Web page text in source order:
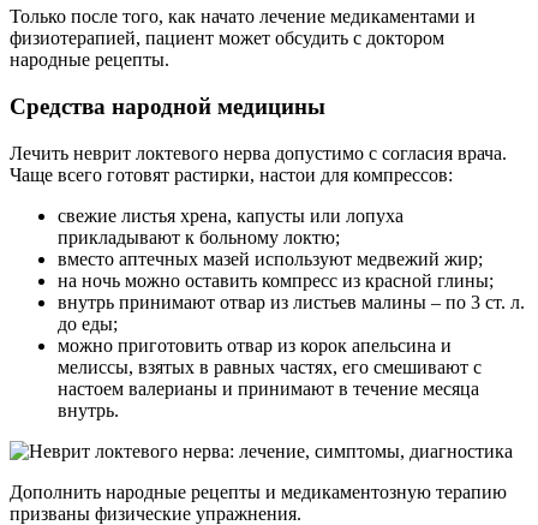
Только после того, как начато лечение медикаментами и
физиотерапией, пациент может обсудить с доктором
народные рецепты.
Средства народной медицины
Лечить неврит локтевого нерва допустимо с согласия врача.
Чаще всего готовят растирки, настои для компрессов:
свежие листья хрена, капусты или лопуха
прикладывают к больному локтю;
вместо аптечных мазей используют медвежий жир;
на ночь можно оставить компресс из красной глины;
внутрь принимают отвар из листьев малины – по 3 ст. л.
до еды;
можно приготовить отвар из корок апельсина и
мелиссы, взятых в равных частях, его смешивают с
настоем валерианы и принимают в течение месяца
внутрь.
Дополнить народные рецепты и медикаментозную терапию
призваны физические упражнения.